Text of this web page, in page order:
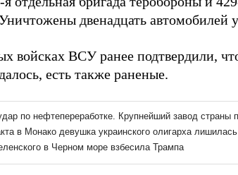
двенадцать автомобилей
войсках ВСУ ранее подтвердили,
есть также раненые.